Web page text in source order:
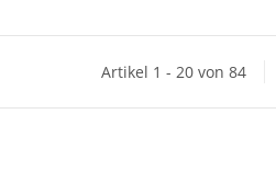
Artikel 1 - 20 von 84